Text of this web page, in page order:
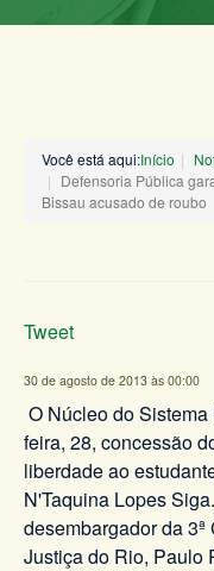
Você está aqui:Início
Defensoria Pública
Bissau acusado de roubo
Tweet
30 de agosto de 2013 às 00:00
O Núcleo do
feira, 28, concessão
liberdade ao
N'Taquina Lopes
desembargador da
Justiça do Rio, Paulo